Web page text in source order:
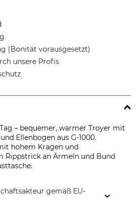
(Bonität vorausgesetzt)
unsere Profis
– bequemer, warmer Troyer mit
Ellenbogen aus G-1000.
hohem Kragen und
Rippstrick an Ärmeln und Bund
gemäß EU-